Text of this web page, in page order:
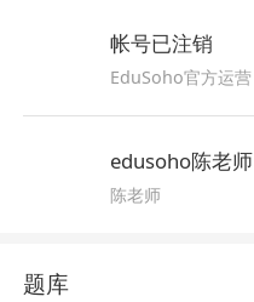
帐号已注销
EduSoho官方运营
edusoho陈老师
陈老师
题库